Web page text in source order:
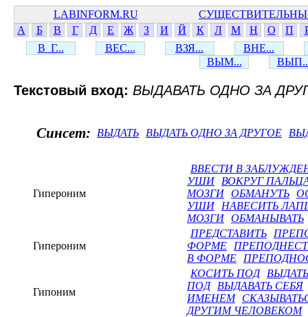
LABINFORM.RU
А
Б В Г Д Е Ж З И Й К Л М Н О П
В_Г...
ВЕС... ВЗЯ...
ВНЕ...
ВЫМ...
Текстовый вход: ВЫДАВАТЬ ОДНО ЗА
Синсет: ВЫДАТЬ ВЫДАТЬ ОДНО ЗА ДРУГОЕ
Гипероним
ВВЕСТИ В
УШИ
ВОКРУГ
МОЗГИ ОБМАНУТЬ
УШИ
НАВЕСИТЬ
МОЗГИ ОБМАНЫВАТЬ
Гипероним
ПРЕДСТАВИТЬ
ФОРМЕ
В ФОРМЕ
Гипоним
КОСИТЬ ПОД
ПОД
ВЫДАВАТЬ СЕБЯ
ИМЕНЕМ
ДРУГИМ ЧЕЛОВЕКОМ